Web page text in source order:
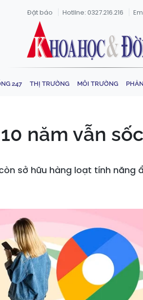
Đặt báo Hotline: 0327.216.216
247 THỊ TRƯỜNG MÔI TRƯỜNG
năm vẫn
sở hữu hàng loạt tính